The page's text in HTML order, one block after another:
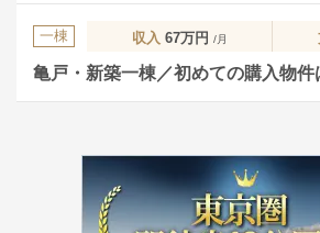
一棟 収入 67万円 /月
亀戸・新築一棟／初めての購入物件